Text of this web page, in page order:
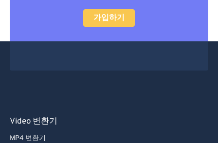
가입하기
Video 변환기
MP4 변환기